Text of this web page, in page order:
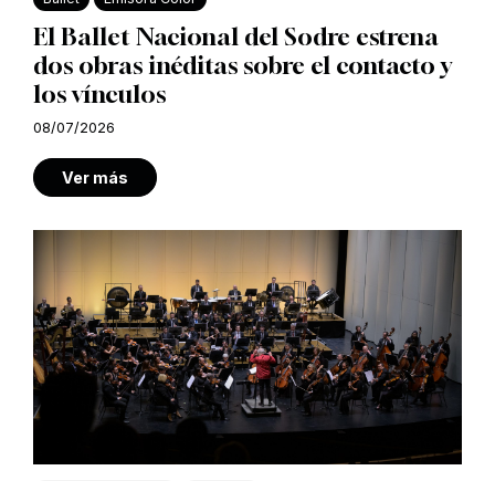
El Ballet Nacional del Sodre estrena
dos obras inéditas sobre el contacto y
los vínculos
08/07/2026
Ver más